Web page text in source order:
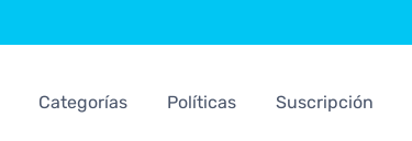
Categorías Políticas Suscripción